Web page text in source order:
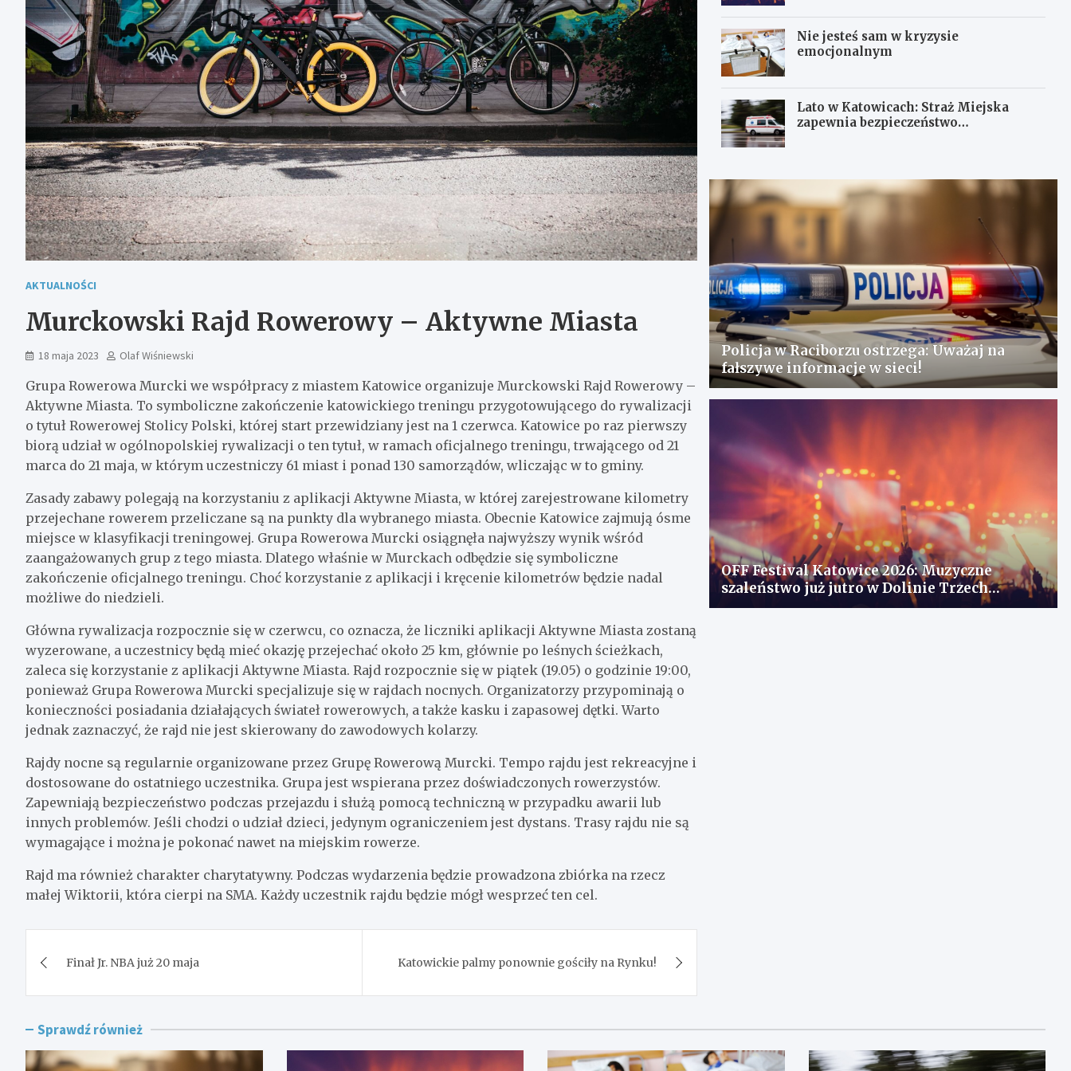
AKTUALNOŚCI
Murckowski Rajd Rowerowy – Aktywne Miasta
18 maja 2023 Olaf Wiśniewski
Grupa Rowerowa Murcki we współpracy z miastem Katowice organizuje Murckowski Rajd Rowerowy –
Aktywne Miasta. To symboliczne zakończenie katowickiego treningu przygotowującego do rywalizacji
o tytuł Rowerowej Stolicy Polski, której start przewidziany jest na 1 czerwca. Katowice po raz pierwszy
biorą udział w ogólnopolskiej rywalizacji o ten tytuł, w ramach oficjalnego treningu, trwającego od 21
marca do 21 maja, w którym uczestniczy 61 miast i ponad 130 samorządów, wliczając w to gminy.
Zasady zabawy polegają na korzystaniu z aplikacji Aktywne Miasta, w której zarejestrowane kilometry
przejechane rowerem przeliczane są na punkty dla wybranego miasta. Obecnie Katowice zajmują ósme
miejsce w klasyfikacji treningowej. Grupa Rowerowa Murcki osiągnęła najwyższy wynik wśród
zaangażowanych grup z tego miasta. Dlatego właśnie w Murckach odbędzie się symboliczne
zakończenie oficjalnego treningu. Choć korzystanie z aplikacji i kręcenie kilometrów będzie nadal
możliwe do niedzieli.
Główna rywalizacja rozpocznie się w czerwcu, co oznacza, że liczniki aplikacji Aktywne Miasta zostaną
wyzerowane, a uczestnicy będą mieć okazję przejechać około 25 km, głównie po leśnych ścieżkach,
zaleca się korzystanie z aplikacji Aktywne Miasta. Rajd rozpocznie się w piątek (19.05) o godzinie 19:00,
ponieważ Grupa Rowerowa Murcki specjalizuje się w rajdach nocnych. Organizatorzy przypominają o
konieczności posiadania działających świateł rowerowych, a także kasku i zapasowej dętki. Warto
jednak zaznaczyć, że rajd nie jest skierowany do zawodowych kolarzy.
Rajdy nocne są regularnie organizowane przez Grupę Rowerową Murcki. Tempo rajdu jest rekreacyjne i
dostosowane do ostatniego uczestnika. Grupa jest wspierana przez doświadczonych rowerzystów.
Zapewniają bezpieczeństwo podczas przejazdu i służą pomocą techniczną w przypadku awarii lub
innych problemów. Jeśli chodzi o udział dzieci, jedynym ograniczeniem jest dystans. Trasy rajdu nie są
wymagające i można je pokonać nawet na miejskim rowerze.
Rajd ma również charakter charytatywny. Podczas wydarzenia będzie prowadzona zbiórka na rzecz
małej Wiktorii, która cierpi na SMA. Każdy uczestnik rajdu będzie mógł wesprzeć ten cel.
wpisu
Finał Jr. NBA już 20 maja Katowickie palmy ponownie gościły na Rynku!
Nie jesteś sam w kryzysie
emocjonalnym
Lato w Katowicach: Straż Miejska
zapewnia bezpieczeństwo
Policja w Raciborzu ostrzega: Uważaj na
fałszywe informacje w sieci!
OFF Festival Katowice 2026: Muzyczne
szaleństwo już jutro w Dolinie Trzech
Stawów!
Sprawdź również